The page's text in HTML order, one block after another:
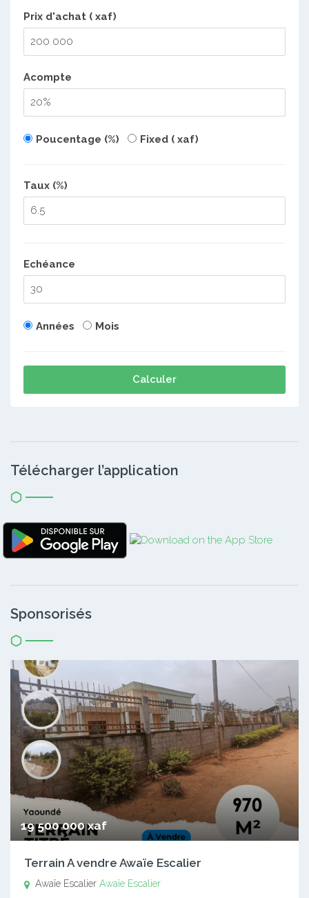
Prix d'achat ( xaf)
Acompte
Poucentage (%) Fixed ( xaf)
Taux (%)
Echéance
Années Mois
Calculer
Télécharger l’application
Sponsorisés
19 500 000 xaf
Terrain A vendre Awaïe Escalier
Awaïe Escalier Awaïe Escalier